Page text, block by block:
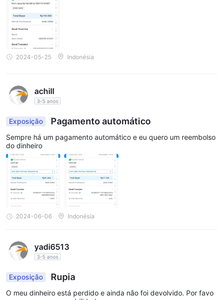
2024-05-25 Indonésia
achill
3-5 anos
Exposição Pagamento automático
Sempre há um pagamento automático e eu quero um reembolso
do dinheiro
2024-06-06 Indonésia
yadi6513
3-5 anos
Exposição Rupia
O meu dinheiro está perdido e ainda não foi devolvido. Por favo